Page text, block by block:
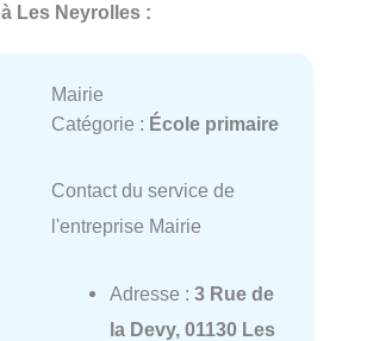
Les Neyrolles :
Mairie
Catégorie : École primaire
Contact du service de
l'entreprise Mairie
Adresse : 3 Rue de
la Devy, 01130 Les